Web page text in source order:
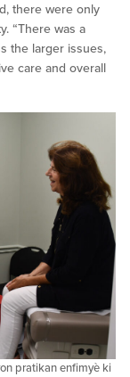
there were only
“There was a
the larger issues,
care and overall
pratikan enfimyè ki